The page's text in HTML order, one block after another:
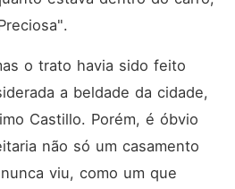
o trato havia sido feito
a beldade da cidade,
Castillo. Porém, é óbvio
não só um casamento
viu, como um que